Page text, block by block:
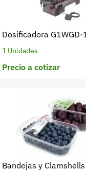
Dosificadora
1 Unidades
Precio a cotizar
Bandejas y